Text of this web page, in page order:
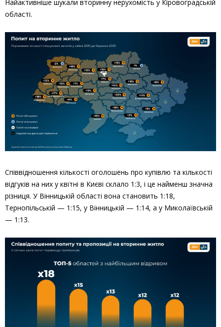
Найактивніше шукали вторинну нерухомість у Кіровоградській
області.
Співвідношення кількості оголошень про купівлю та кількості
відгуків на них у квітні в Києві склало 1:3, і це найменш значна
різниця. У Вінницькій області вона становить 1:18,
Тернопільській — 1:15, у Вінницькій — 1:14, а у Миколаївській
— 1:13.